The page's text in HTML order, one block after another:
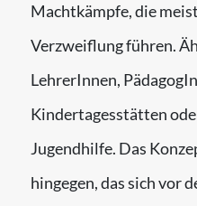
Machtkämpfe, die
Verzweiflung führen.
LehrerInnen,
Kindertagesstätten
Jugendhilfe. Das
hingegen, das sich vor